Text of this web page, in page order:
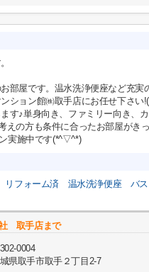
部屋です。温水洗浄便座など充実
ション館㈱取手店にお任せ下さい
す♪単身向き、ファミリー向き、
えの方も条件に合ったお部屋がき
実施中です(*^▽^*)
リフォーム済 温水洗浄便座 バ
社 取手店まで
0004
県取手市取手２丁目2-7